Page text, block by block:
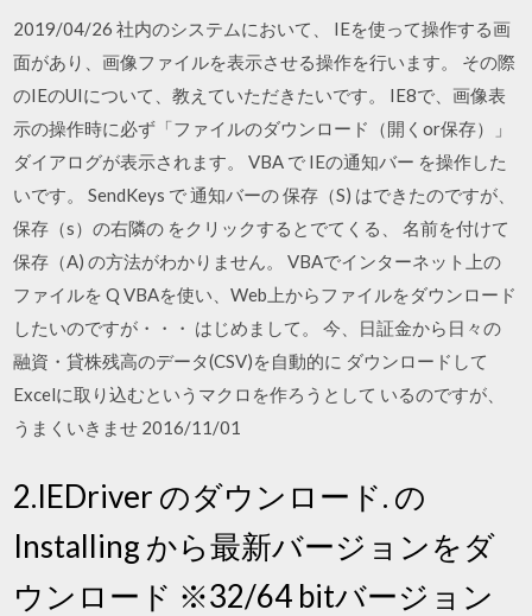
2019/04/26 社内のシステムにおいて、 IEを使って操作する画
面があり、画像ファイルを表示させる操作を行います。 その際
のIEのUIについて、教えていただきたいです。 IE8で、画像表
示の操作時に必ず「ファイルのダウンロード（開くor保存）」
ダイアログが表示されます。 VBA で IEの通知バー を操作した
いです。 SendKeys で 通知バーの 保存（S) はできたのですが、
保存（s）の右隣の をクリックするとでてくる、 名前を付けて
保存（A) の方法がわかりません。 VBAでインターネット上の
ファイルを Q VBAを使い、Web上からファイルをダウンロード
したいのですが・・・ はじめまして。 今、日証金から日々の
融資・貸株残高のデータ(CSV)を自動的に ダウンロードして
Excelに取り込むというマクロを作ろうとして いるのですが、
うまくいきませ 2016/11/01
2.IEDriver のダウンロード. の
Installing から最新バージョンをダ
ウンロード ※32/64 bitバージョン